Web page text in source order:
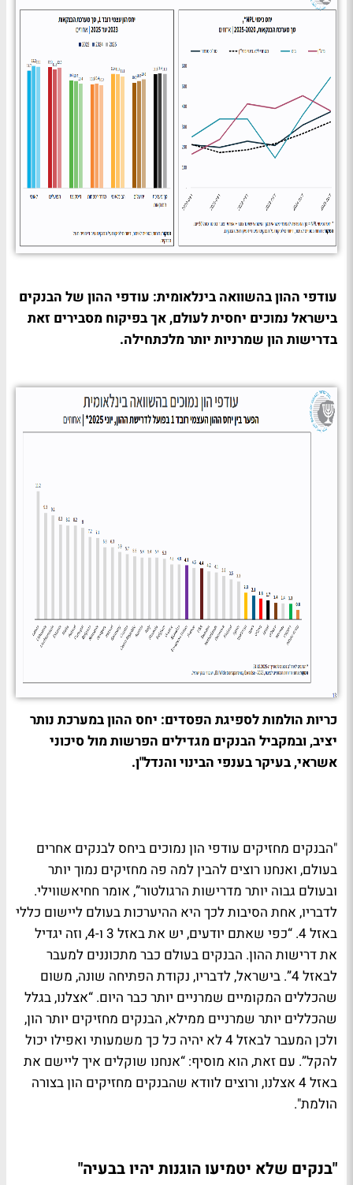
עודפי ההון בהשוואה בינלאומית: עודפי ההון של הבנקים
בישראל נמוכים יחסית לעולם, אך בפיקוח מסבירים זאת
בדרישות הון שמרניות יותר מלכתחילה.
כריות הולמות לספיגת הפסדים: יחס ההון במערכת נותר
יציב, ובמקביל הבנקים מגדילים הפרשות מול סיכוני
אשראי, בעיקר בענפי הבינוי והנדל"ן.
"הבנקים מחזיקים עודפי הון נמוכים ביחס לבנקים אחרים
בעולם, ואנחנו רוצים להבין למה פה מחזיקים נמוך יותר
ובעולם גבוה יותר מדרישות הרגולטור”, אומר חחיאשווילי.
לדבריו, אחת הסיבות לכך היא ההיערכות בעולם ליישום כללי
באזל 4. “כפי שאתם יודעים, יש את באזל 3 ו-4, וזה יגדיל
את דרישות ההון. הבנקים בעולם כבר מתכוננים למעבר
לבאזל 4”. בישראל, לדבריו, נקודת הפתיחה שונה, משום
שהכללים המקומיים שמרניים יותר כבר היום. “אצלנו, בגלל
שהכללים יותר שמרניים ממילא, הבנקים מחזיקים יותר הון,
ולכן המעבר לבאזל 4 לא יהיה כל כך משמעותי ואפילו יכול
להקל”. עם זאת, הוא מוסיף: “אנחנו שוקלים איך ליישם את
באזל 4 אצלנו, ורוצים לוודא שהבנקים מחזיקים הון בצורה
הולמת".
"בנקים שלא יטמיעו הוגנות יהיו בבעיה"